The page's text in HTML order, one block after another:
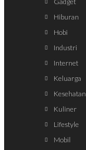
Hiburan
Hobi
Industri
Internet
Keluarga
Kesehatan
Kuliner
Lifestyle
Mobil